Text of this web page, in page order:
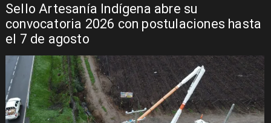
Sello Artesanía Indígena abre su
convocatoria 2026 con postulaciones hasta
el 7 de agosto